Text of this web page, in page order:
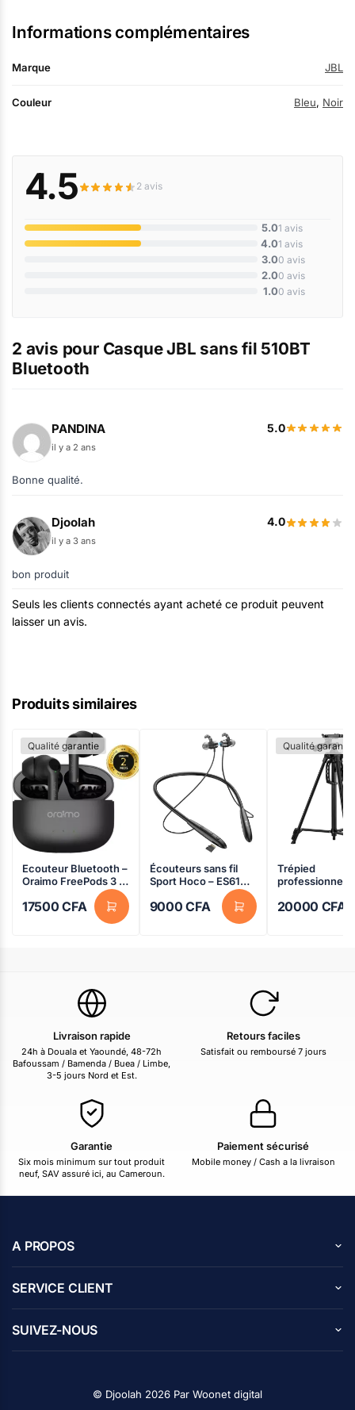
Informations complémentaires
Marque JBL
Couleur Bleu, Noir
4.5 2 avis
5.01 avis
4.01 avis
3.00 avis
2.00 avis
1.00 avis
2 avis pour Casque JBL sans fil 510BT
Bluetooth
PANDINA
il y a 2 ans
5.0
Bonne qualité.
Djoolah
il y a 3 ans
4.0
bon produit
Seuls les clients connectés ayant acheté ce produit peuvent
laisser un avis.
Produits similaires
Qualité garantie
Ecouteur Bluetooth –
Oraimo FreePods 3 –
OEB-E104D – TWS
True Wireless BT 5.2
– 500 mAh – 06 mois
17500CFA
Écouteurs sans fil
Sport Hoco – ES61
9000CFA
Qualité garantie
Trépied
professionnel
F3366T
20000 CFA
Livraison rapide
24h à Douala et Yaoundé, 48-72h
Bafoussam / Bamenda / Buea / Limbe,
3-5 jours Nord et Est.
Retours faciles
Satisfait ou remboursé 7 jours
Garantie
Six mois minimum sur tout produit
neuf, SAV assuré ici, au Cameroun.
Paiement sécurisé
Mobile money / Cash a la livraison
A PROPOS
Carrières
Contactez nous
SERVICE CLIENT
Blog
Suivi de commande
SUIVEZ-NOUS
© Djoolah 2026 Par Woonet digital